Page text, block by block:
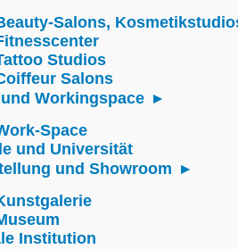
Salons,
Studios
Salons
Workingspace
Space
und Universität
und Showroom
Institution